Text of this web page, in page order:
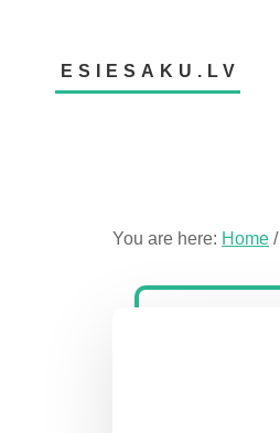
ESIESAKU.LV
You are here: Home /